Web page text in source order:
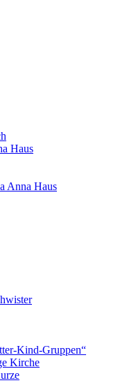
Haus
Anna Haus
Kind-Gruppen“
Kirche